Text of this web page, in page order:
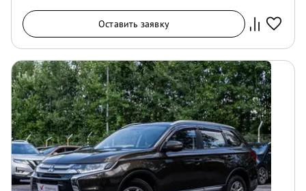
Оставить заявку